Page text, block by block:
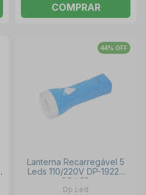
COMPRAR
44% OFF
Lanterna Recarregável 5
Leds 110/220V DP-1922B
DP LED
Dp Led